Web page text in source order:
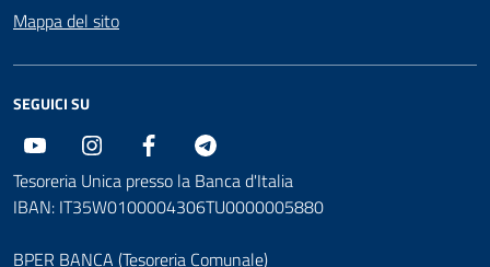
Mappa del sito
SEGUICI SU
Youtube Instagram Facebook
Tesoreria Unica presso la Banca d'Italia
IBAN: IT35W0100004306TU0000005880
BPER BANCA (Tesoreria Comunale)